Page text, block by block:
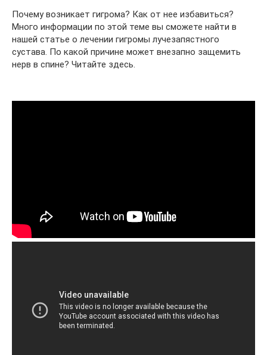
Почему возникает гигрома? Как от нее избавиться?
Много информации по этой теме вы сможете найти в
нашей статье о лечении гигромы лучезапястного
сустава. По какой причине может внезапно защемить
нерв в спине? Читайте здесь.